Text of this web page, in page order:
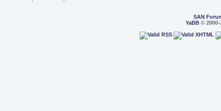
SAN
YaBB© 2000-